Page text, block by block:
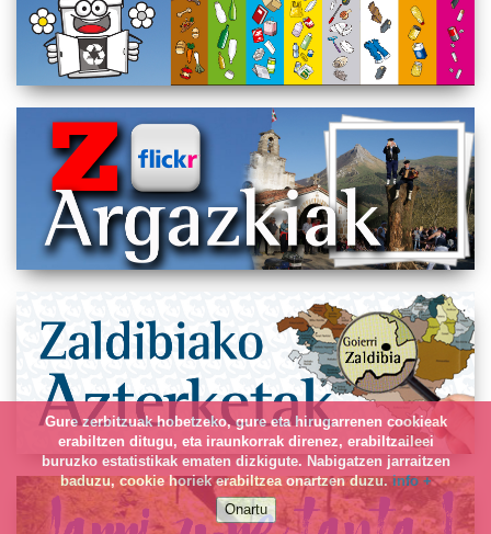
Gure zerbitzuak hobetzeko, gure eta hirugarrenen cookieak
erabiltzen ditugu, eta iraunkorrak direnez, erabiltzaileei
buruzko estatistikak ematen dizkigute. Nabigatzen jarraitzen
baduzu, cookie horiek erabiltzea onartzen duzu.info +